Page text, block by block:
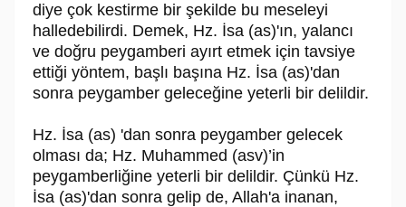
diye çok kestirme bir şekilde bu meseleyi
halledebilirdi. Demek, Hz. İsa (as)'ın, yalancı
ve doğru peygamberi ayırt etmek için tavsiye
ettiği yöntem, başlı başına Hz. İsa (as)'dan
sonra peygamber geleceğine yeterli bir delildir.
Hz. İsa (as) 'dan sonra peygamber gelecek
olması da; Hz. Muhammed (asv)’in
peygamberliğine yeterli bir delildir. Çünkü Hz.
İsa (as)'dan sonra gelip de, Allah'a inanan,